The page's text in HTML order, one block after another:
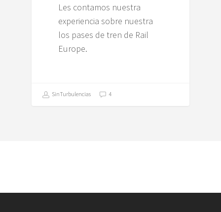
Les contamos nuestra
experiencia sobre nuestra
los pases de tren de Rail
Europe.
SinTurbulencias 4